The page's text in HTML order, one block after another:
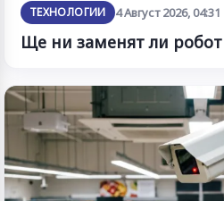
ТЕХНОЛОГИИ 4 Август 2026, 04:31
Ще ни заменят ли